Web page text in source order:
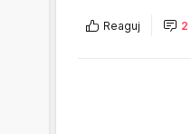
Reaguj 2